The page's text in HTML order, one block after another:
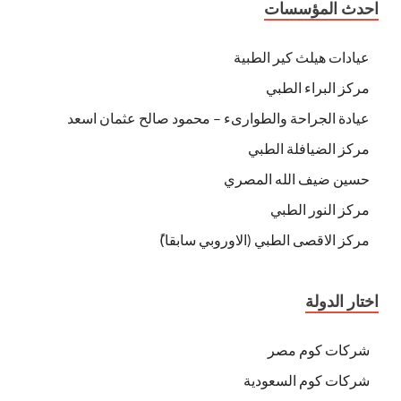
احدث المؤسسات
عيادات هيلث كير الطبية
مركز البراء الطبي
عيادة الجراحة والطوارىء – محمود صالح عثمان اسعد
مركز الضيافلة الطبي
حسين ضيف الله المصري
مركز النور الطبي
مركز الاقصى الطبي (الاوروبي سابقا)ً
اختار الدولة
شركات كوم مصر
شركات كوم السعودية